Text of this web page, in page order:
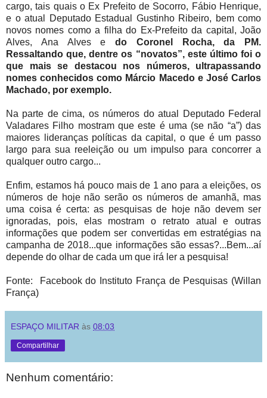
cargo, tais quais o Ex Prefeito de Socorro, Fábio Henrique,
e o atual Deputado Estadual Gustinho Ribeiro, bem como
novos nomes como a filha do Ex-Prefeito da capital, João
Alves, Ana Alves e do Coronel Rocha, da PM.
Ressaltando que, dentre os “novatos”, este último foi o
que mais se destacou nos números, ultrapassando
nomes conhecidos como Márcio Macedo e José Carlos
Machado, por exemplo.
Na parte de cima, os números do atual Deputado Federal
Valadares Filho mostram que este é uma (se não “a”) das
maiores lideranças políticas da capital, o que é um passo
largo para sua reeleição ou um impulso para concorrer a
qualquer outro cargo...
Enfim, estamos há pouco mais de 1 ano para a eleições, os
números de hoje não serão os números de amanhã, mas
uma coisa é certa: as pesquisas de hoje não devem ser
ignoradas, pois, elas mostram o retrato atual e outras
informações que podem ser convertidas em estratégias na
campanha de 2018...que informações são essas?...Bem...aí
depende do olhar de cada um que irá ler a pesquisa!
Fonte: Facebook do Instituto França de Pesquisas (Willan
França)
ESPAÇO MILITAR às 08:03
Compartilhar
Nenhum comentário: